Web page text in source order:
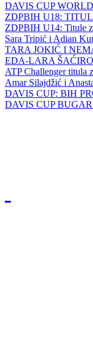
DAVIS CUP
ZDPBIH U18:
ZDPBIH U14: Titule
Sara Tripić i Adian
TARA JOKIĆ I
EDA-LARA
ATP Challenger titula
Amar Silajdžić i
DAVIS CUP: BIH
DAVIS CUP